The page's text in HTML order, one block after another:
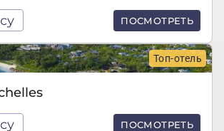
ПОСМОТРЕТЬ
Топ-отель
ПОСМОТРЕТЬ